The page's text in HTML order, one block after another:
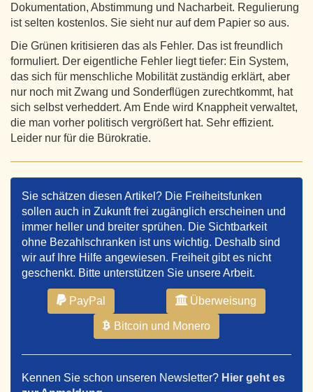
Dokumentation, Abstimmung und Nacharbeit. Regulierung
ist selten kostenlos. Sie sieht nur auf dem Papier so aus.
Die Grünen kritisieren das als Fehler. Das ist freundlich
formuliert. Der eigentliche Fehler liegt tiefer: Ein System,
das sich für menschliche Mobilität zuständig erklärt, aber
nur noch mit Zwang und Sonderflügen zurechtkommt, hat
sich selbst verheddert. Am Ende wird Knappheit verwaltet,
die man vorher politisch vergrößert hat. Sehr effizient.
Leider nur für die Bürokratie.
Sie schätzen diesen Artikel? Die Freiheitsfunken
sollen auch in Zukunft frei zugänglich erscheinen und
immer heller und breiter sprühen. Die Sichtbarkeit
ohne Bezahlschranken ist uns wichtig. Deshalb sind
wir auf Ihre Hilfe angewiesen. Freiheit gibt es nicht
geschenkt. Bitte unterstützen Sie unsere Arbeit.
PayPal Überweisung
Bitcoin und Monero
Kennen Sie schon unseren Newsletter? Hier geht es